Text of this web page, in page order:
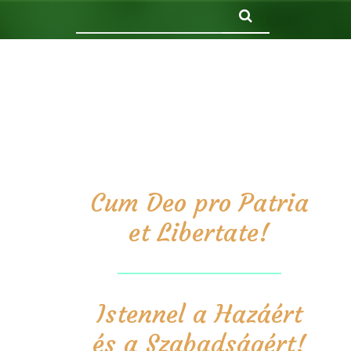
Cum Deo pro Patria
et Libertate!
Istennel a Hazáért
és a Szabadságért!